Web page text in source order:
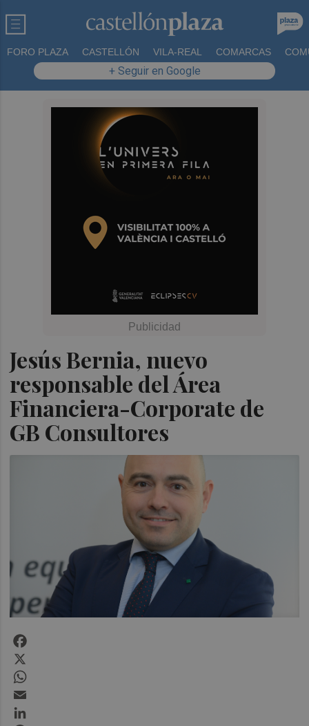
FORO PLAZA CASTELLÓN VILA-REAL COMARCAS
+ Seguir en Google
Jesús Bernia, nuevo
responsable del Área
Financiera-Corporate de
GB Consultores